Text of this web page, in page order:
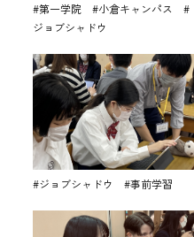
#第一学院 #小倉キャンパス #
ジョブシャドウ
#ジョブシャドウ #事前学習